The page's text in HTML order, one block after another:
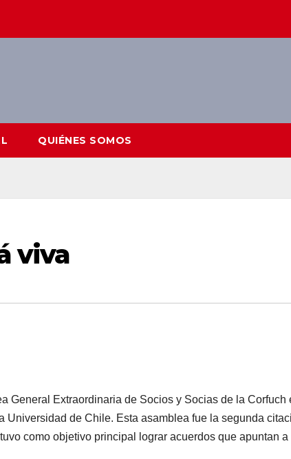
QUIÉNES SOMOS
viva
General Extraordinaria de Socios y Socias de la Corfuch
de Chile. Esta asamblea fue la segunda
como objetivo principal lograr acuerdos que apuntan a